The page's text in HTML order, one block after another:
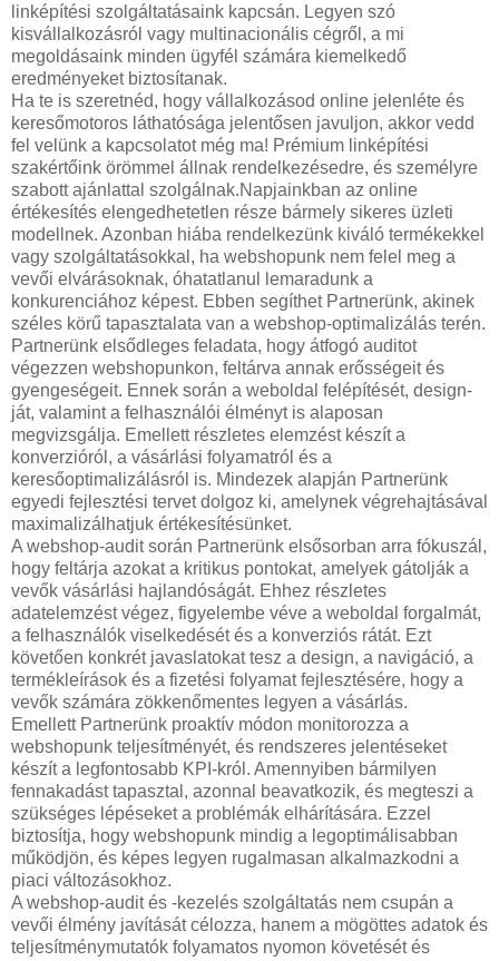
linképítési szolgáltatásaink kapcsán. Legyen szó
kisvállalkozásról vagy multinacionális cégről, a mi
megoldásaink minden ügyfél számára kiemelkedő
eredményeket biztosítanak.
Ha te is szeretnéd, hogy vállalkozásod online jelenléte és
keresőmotoros láthatósága jelentősen javuljon, akkor vedd
fel velünk a kapcsolatot még ma! Prémium linképítési
szakértőink örömmel állnak rendelkezésedre, és személyre
szabott ajánlattal szolgálnak.Napjainkban az online
értékesítés elengedhetetlen része bármely sikeres üzleti
modellnek. Azonban hiába rendelkezünk kiváló termékekkel
vagy szolgáltatásokkal, ha webshopunk nem felel meg a
vevői elvárásoknak, óhatatlanul lemaradunk a
konkurenciához képest. Ebben segíthet Partnerünk, akinek
széles körű tapasztalata van a webshop-optimalizálás terén.
Partnerünk elsődleges feladata, hogy átfogó auditot
végezzen webshopunkon, feltárva annak erősségeit és
gyengeségeit. Ennek során a weboldal felépítését, design-
ját, valamint a felhasználói élményt is alaposan
megvizsgálja. Emellett részletes elemzést készít a
konverzióról, a vásárlási folyamatról és a
keresőoptimalizálásról is. Mindezek alapján Partnerünk
egyedi fejlesztési tervet dolgoz ki, amelynek végrehajtásával
maximalizálhatjuk értékesítésünket.
A webshop-audit során Partnerünk elsősorban arra fókuszál,
hogy feltárja azokat a kritikus pontokat, amelyek gátolják a
vevők vásárlási hajlandóságát. Ehhez részletes
adatelemzést végez, figyelembe véve a weboldal forgalmát,
a felhasználók viselkedését és a konverziós rátát. Ezt
követően konkrét javaslatokat tesz a design, a navigáció, a
termékleírások és a fizetési folyamat fejlesztésére, hogy a
vevők számára zökkenőmentes legyen a vásárlás.
Emellett Partnerünk proaktív módon monitorozza a
webshopunk teljesítményét, és rendszeres jelentéseket
készít a legfontosabb KPI-król. Amennyiben bármilyen
fennakadást tapasztal, azonnal beavatkozik, és megteszi a
szükséges lépéseket a problémák elhárítására. Ezzel
biztosítja, hogy webshopunk mindig a legoptimálisabban
működjön, és képes legyen rugalmasan alkalmazkodni a
piaci változásokhoz.
A webshop-audit és -kezelés szolgáltatás nem csupán a
vevői élmény javítását célozza, hanem a mögöttes adatok és
teljesítménymutatók folyamatos nyomon követését és